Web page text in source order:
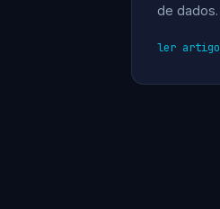
de dados.
ler artigo